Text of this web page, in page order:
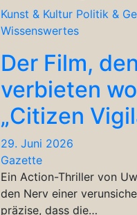
Kunst & Kultur Politik &
Wissenswertes
Der Film,
verbieten
„Citizen
29. Juni 2026
Gazette
Ein Action-Thriller von
den Nerv einer
präzise, dass die…